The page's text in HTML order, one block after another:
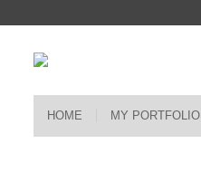
HOME MY PORTFOLIO